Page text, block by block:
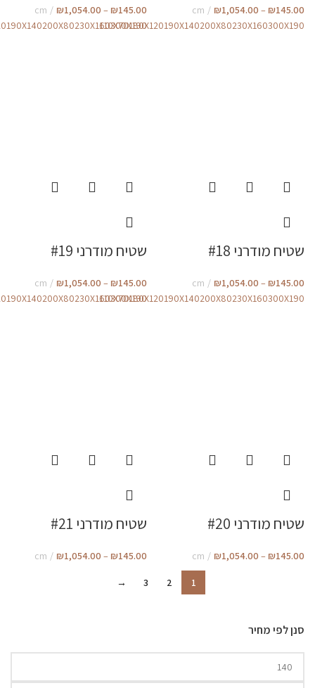
סנן לפי מחיר
₪145.00
–
₪1,054.00
cm
₪145.00
–
₪1,054.00
cm
110X70180X120190X140200X80230X160300X190
שטיח מודרני #18
₪145.00
–
₪1,054.00
cm
190X140200X80230X160300X190
שטיח מודרני #19
₪145.00
–
₪1,054.00
cm
110X70180X120190X140200X80230X160300X190
שטיח מודרני #20
₪145.00
–
₪1,054.00
cm
190X140200X80230X160300X190
שטיח מודרני #21
₪145.00
–
₪1,054.00
cm
1
2
3
→